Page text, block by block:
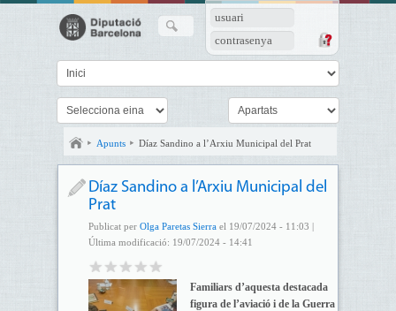
usuari
contrasenya
Apunts Díaz Sandino a l’Arxiu Municipal del Prat
Díaz Sandino a l’Arxiu Municipal del
Prat
Publicat per Olga Paretas Sierrael 19/07/2024 - 11:03 |
Última modificació: 19/07/2024 - 14:41
Familiars d’aquesta destacada
figura de l’aviació i de la Guerra